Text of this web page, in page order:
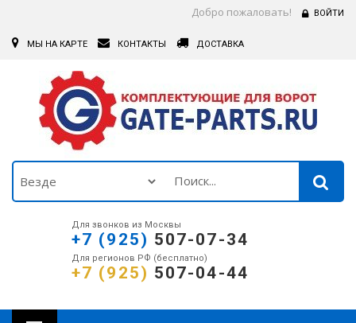
Добро пожаловать! ВОЙТИ
МЫ НА КАРТЕ КОНТАКТЫ ДОСТАВКА
Для звонков из Москвы
+7 (925) 507-07-34
Для регионов РФ (бесплатно)
+7 (925) 507-04-44